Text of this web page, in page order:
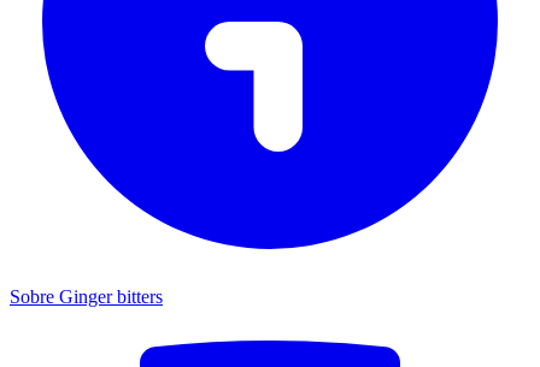
Sobre Ginger bitters